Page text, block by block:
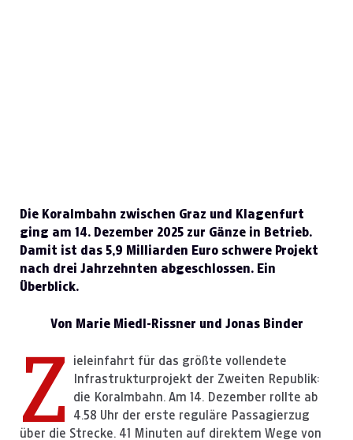
Die Koralmbahn zwischen Graz und Klagenfurt
ging am 14. Dezember 2025 zur Gänze in Betrieb.
Damit ist das 5,9 Milliarden Euro schwere Projekt
nach drei Jahrzehnten abgeschlossen. Ein
Überblick.
Von Marie Miedl-Rissner und Jonas Binder
Z
ieleinfahrt für das größte vollendete
Infrastrukturprojekt der Zweiten Republik:
die Koralmbahn. Am 14. Dezember rollte ab
4.58 Uhr der erste reguläre Passagierzug
über die Strecke. 41 Minuten auf direktem Wege von